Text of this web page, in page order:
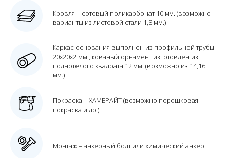
Кровля – сотовый поликарбонат 10 мм. (возможно
варианты из листовой стали 1,8 мм.)
Каркас основания выполнен из профильной трубы
20х20х2 мм., кованый орнамент изготовлен из
полнотелого квадрата 12 мм. (возможно из 14,16
мм.)
Покраска – ХАМЕРАЙТ (возможно порошковая
покраска и др.)
Монтаж – анкерный болт или химический анкер